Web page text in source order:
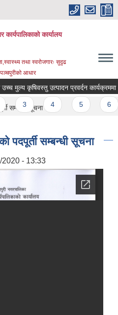
कार्यपालिकाको कार्यालय
तथा स्वरोजगारः सुदृढ
आधार
मुल्य कृषिवस्तु उत्पादन प्रवर्दन कार्यक्रममा
3 4
सम्बन्धी सूचना
पदपूर्ती सम्बन्धी सूचना
- 13:33